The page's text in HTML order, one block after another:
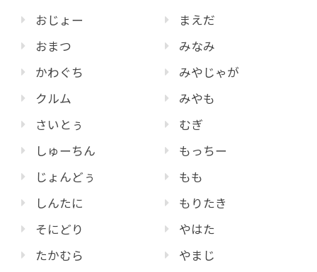
おじょー
おまつ
かわぐち
クルム
さいとぅ
しゅーちん
じょんどぅ
しんたに
そにどり
たかむら
まえだ
みなみ
みやじゃが
みやも
むぎ
もっちー
もも
もりたき
やはた
やまじ